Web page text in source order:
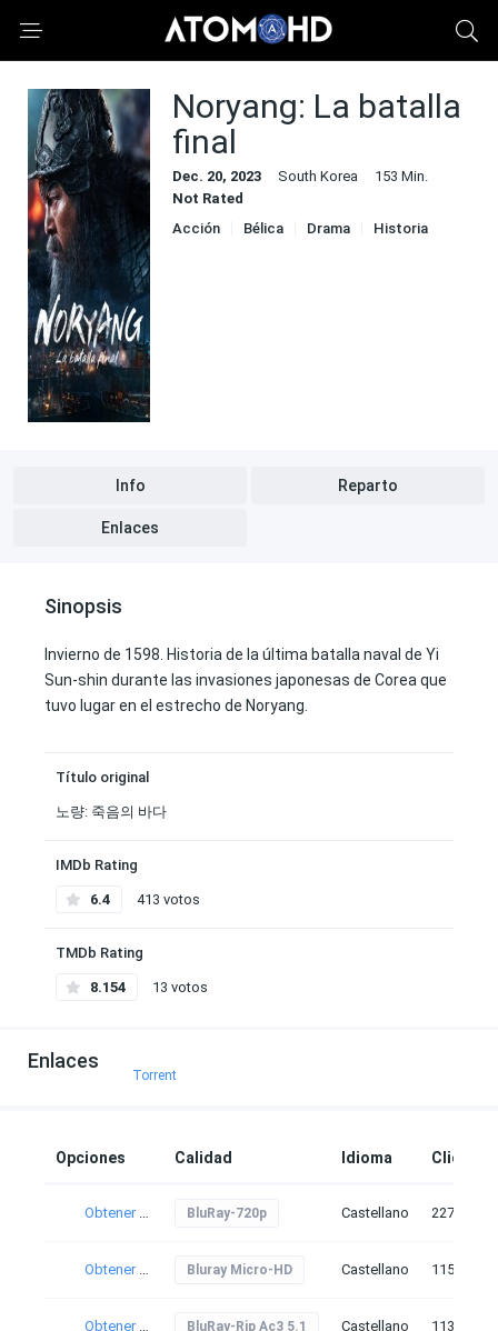
Noryang: La batalla
final
Dec. 20, 2023 South Korea
153 Min.
Not Rated
Acción
Bélica Drama Historia
Info Reparto
Enlaces
Sinopsis
Invierno de 1598. Historia de la última batalla naval de Yi
Sun-shin durante las invasiones japonesas de Corea que
tuvo lugar en el estrecho de Noryang.
Título original
노량: 죽음의 바다
IMDb Rating
6.4 413 votos
TMDb Rating
8.154 13 votos
Enlaces
Torrent
Opciones Calidad Idioma Clicks
Obtener torrent BluRay-720p Castellano 227
Obtener torrent Bluray Micro-HD Castellano 115
Obtener torrent BluRay-Rip Ac3 5.1 Castellano 113